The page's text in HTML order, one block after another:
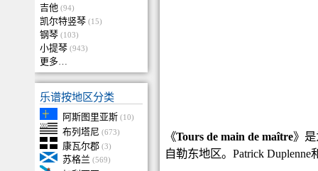
吉他 (94)
凯尔特竖琴 (15)
钢琴 (103)
小提琴 (943)
更多…
乐谱按地区分类
阿斯图里亚斯 (10)
布列塔尼 (673)
康瓦尔郡 (3)
苏格兰 (569)
《Tours de main de maître》
自勒东地区。Patrick